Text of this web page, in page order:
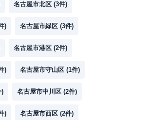
名古屋市北区 (3件)
) 名古屋市緑区 (3件)
名古屋市港区 (2件)
) 名古屋市守山区 (1件)
) 名古屋市中川区 (2件)
) 名古屋市西区 (2件)